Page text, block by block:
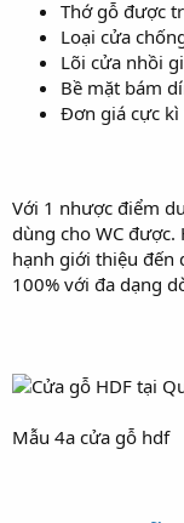
Thớ gỗ được
Loại cửa
Lõi cửa nhồi
Bề mặt bám
Đơn giá cực
Với 1 nhược điểm
dùng cho WC
hạnh giới thiệu đến
100% với đa dạng
Mẫu 4a cửa gỗ hdf